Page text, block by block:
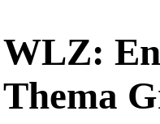
WLZ:
Thema